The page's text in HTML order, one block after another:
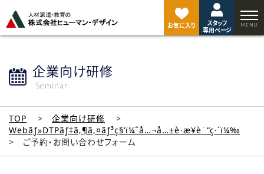
お気に入り
スタッフ
専用ページ
企業向け研修
Seminar
TOP
企業向け研修
Webãƒ»DTPãƒ‡ã‚¶ã‚¤ãƒ³ç§‘ï¼ˆå…¬å…±è·æ¥­è¨“ç·´ï¼‰
ご予約・お問い合わせフォーム
ジ
ト